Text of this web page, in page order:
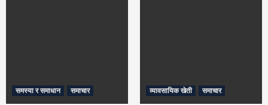
समस्या र समाधान समाचार व्यावसायिक खेती समाचार